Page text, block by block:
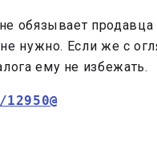
обязывает
нужно. Если же с
ему не избежать.